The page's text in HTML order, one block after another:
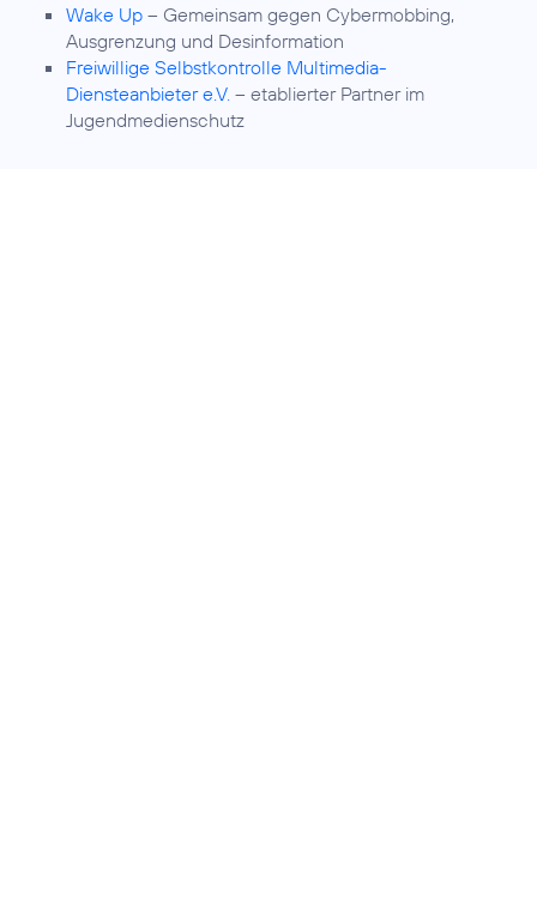
Wake Up – Gemeinsam gegen Cybermobbing,
Ausgrenzung und Desinformation
Freiwillige Selbstkontrolle Multimedia-
Diensteanbieter e.V. – etablierter Partner im
Jugendmedienschutz